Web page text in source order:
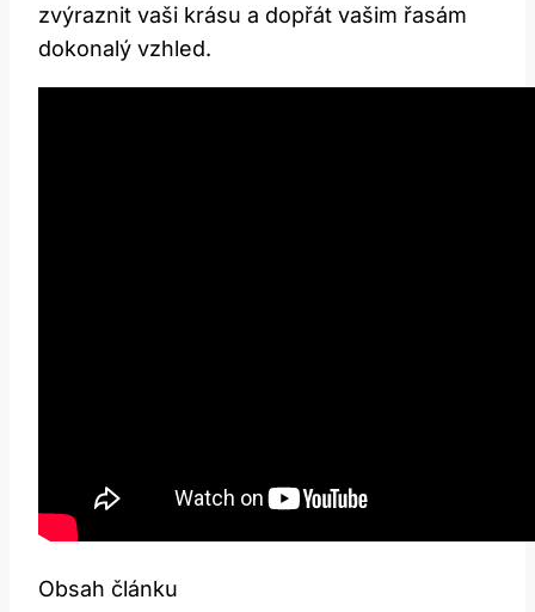
zvýraznit vaši krásu a dopřát vašim řasám
dokonalý vzhled.
Obsah článku